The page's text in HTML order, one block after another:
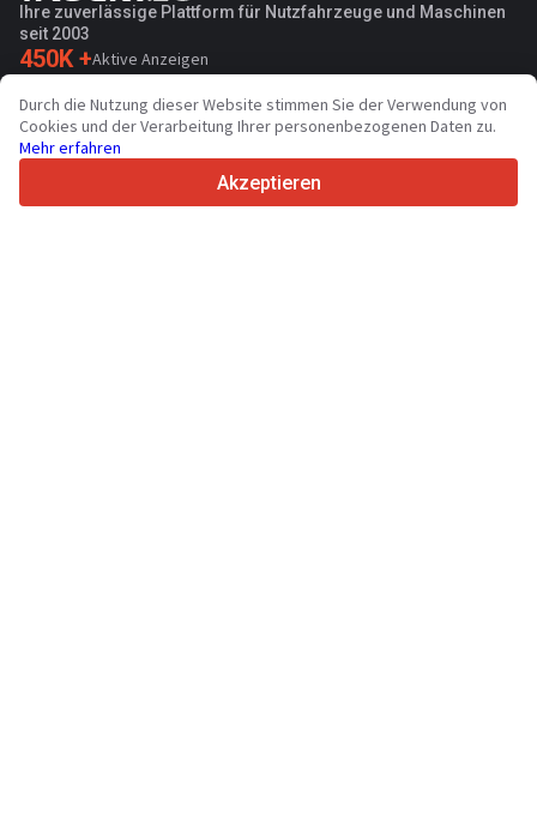
Ihre zuverlässige Plattform für Nutzfahrzeuge und Maschinen
seit 2003
450K +Aktive Anzeigen
36Unterstützte Sprachen
4.7/5
Durch die Nutzung dieser Website stimmen Sie der Verwendung von
Cookies und der Verarbeitung Ihrer personenbezogenen Daten zu.
Mehr erfahren
Akzeptieren